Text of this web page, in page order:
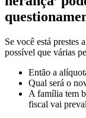
Se você está prestes
possível que várias
Então a
Qual será o
A família tem
fiscal vai